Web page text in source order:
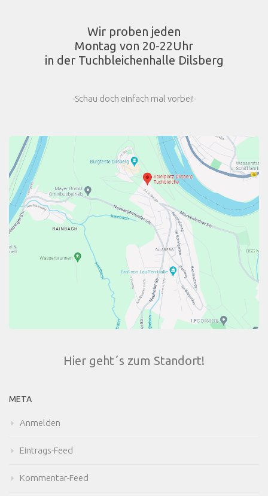
Wir proben jeden
Montag von 20-22Uhr
in der Tuchbleichenhalle Dilsberg
-Schau doch einfach mal vorbei!-
Hier geht´s zum Standort!
META
Anmelden
Eintrags-Feed
Kommentar-Feed